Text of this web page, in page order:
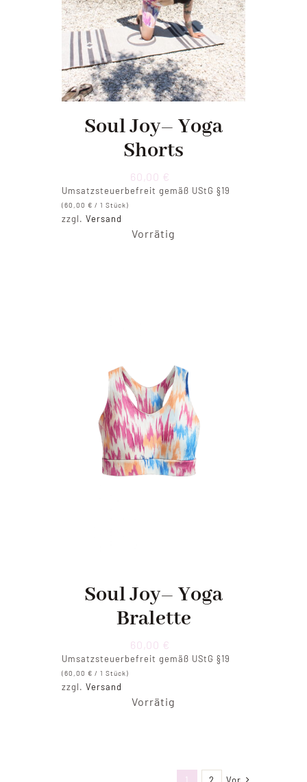
Soul Joy– Yoga
Shorts
60,00 €
Umsatzsteuerbefreit gemäß UStG §19
(60,00€ / 1 Stück)
zzgl.Versand
Vorrätig
Soul Joy– Yoga
Bralette
60,00 €
Umsatzsteuerbefreit gemäß UStG §19
(60,00€ / 1 Stück)
zzgl.Versand
Vorrätig